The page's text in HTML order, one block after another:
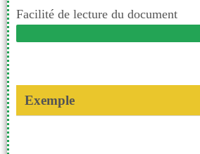
Facilité de lecture du document
Exemple